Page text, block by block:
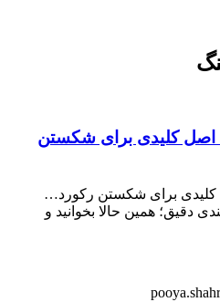
رژیم غذایی پاورلیفتینگ: ۹ اصل کلیدی برای شکستن
پاورلیفتینگ: ۹ اصل کلیدی برای شکستن رکورد…
دقیق؛ همین حالا بخوانید و